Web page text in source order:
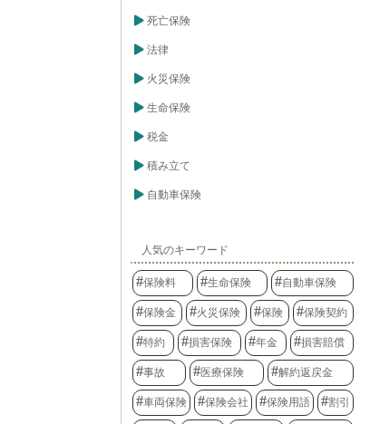
死亡保険
法律
火災保険
生命保険
税金
積み立て
自動車保険
人気のキーワード
保険料 生命保険 自動車保険
保険金 火災保険 保険 保険契約
特約 損害保険 年金 損害賠償
事故 医療保険 解約返戻金
車両保険 保険会社 保険用語 割引